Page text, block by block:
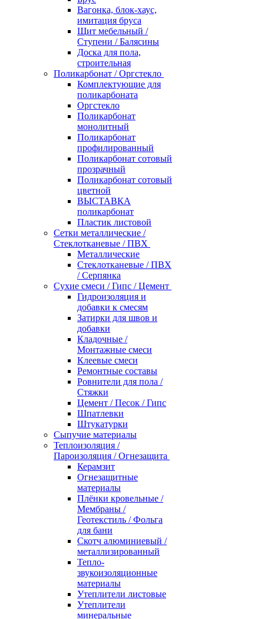
Вагонка, блок-хаус,
имитация бруса
Щит мебельный /
Ступени / Балясины
Доска для пола,
строительная
Поликарбонат / Оргстекло
Комплектующие для
поликарбоната
Оргстекло
Поликарбонат
монолитный
Поликарбонат
профилированный
Поликарбонат сотовый
прозрачный
Поликарбонат сотовый
цветной
ВЫСТАВКА
поликарбонат
Пластик листовой
Сетки металлические /
Стеклотканевые / ПВХ
Металлические
Стеклотканевые / ПВХ
/ Серпянка
Сухие смеси / Гипс / Цемент
Гидроизоляция и
добавки к смесям
Затирки для швов и
добавки
Кладочные /
Монтажные смеси
Клеевые смеси
Ремонтные составы
Ровнители для пола /
Стяжки
Цемент / Песок / Гипс
Шпатлевки
Штукатурки
Сыпучие материалы
Теплоизоляция /
Пароизоляция / Огнезащита
Керамзит
Огнезащитные
материалы
Плёнки кровельные /
Мембраны /
Геотекстиль / Фольга
для бани
Скотч алюминиевый /
металлизированный
Тепло-
звукоизоляционные
материалы
Утеплители листовые
Утеплители
минеральные